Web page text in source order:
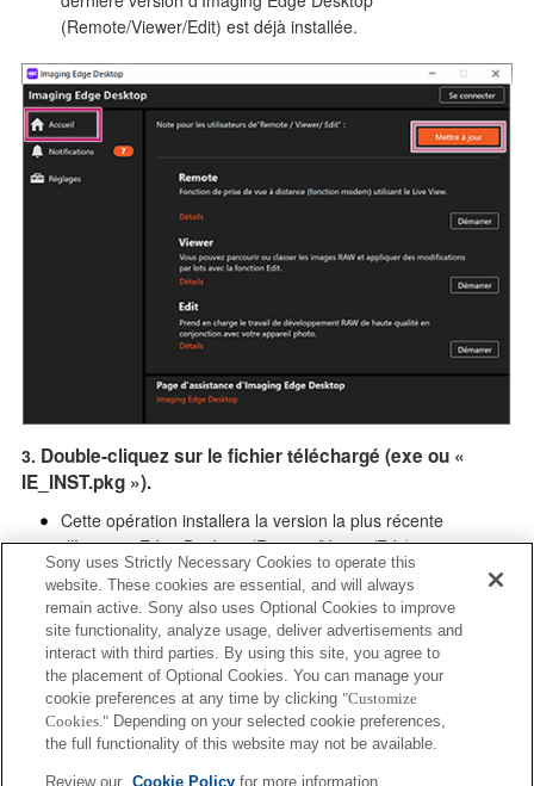
Cette mise à jour est nécessaire pour le maintien de la
conformité du produit.
Taille du fichier: 18.8 Mo(Windows), 25.7 Mo(Mac)
22/2/2023
La version Imaging Edge Desktop 1.2 est lancée.
Cette mise à jour est nécessaire pour le maintien de la
conformité du produit.
Taille du fichier: 82.5 Mo(Windows), 6.6 Mo(Mac)
La version Imaging Edge Desktop (Remote/Viewer/Edit) 3.6.00
La qualité de l'image du développement de fichiers RAW a
Ajout d'une assistance pour macOS 13.
Résolution de certains problèmes.
Cette mise à jour est nécessaire pour le maintien de la
conformité du produit.
29/11/2022
La version Imaging Edge Desktop (Remote/Viewer/Edit) 3.5.01
est lancée.
Résous un problème où des stries peuvent apparaître dans
l'image de sortie si la correction de l'inclinaison est
effectuée pendant le développement du fichier RAW.
Cette mise à jour est nécessaire pour le maintien de la
conformité du produit.
(Remote/Viewer/Edit) est déjà installée.
Double-cliquez sur le fichier téléchargé (exe ou «
IE_INST.pkg »).
Cette opération installera la version la plus récente
d’Imaging Edge Desktop (Remote/Viewer/Edit) sur votre
ordinateur.
Après l’installation, démarrez Imaging Edge Desktop et
Remote/Viewer/Edit pour la première fois lorsque le PC est
connecté au réseau.
Sony uses Strictly Necessary Cookies to operate this
website. These cookies are essential, and will always
remain active. Sony also uses Optional Cookies to improve
site functionality, analyze usage, deliver advertisements and
interact with third parties. By using this site, you agree to
the placement of Optional Cookies. You can manage your
cookie preferences at any time by clicking "Customize
Cookies." Depending on your selected cookie preferences,
the full functionality of this website may not be available.
Review our Cookie Policyfor more information.